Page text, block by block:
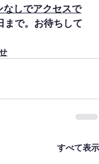
なしでアクセスで
まで。お待ちして
すべて表示